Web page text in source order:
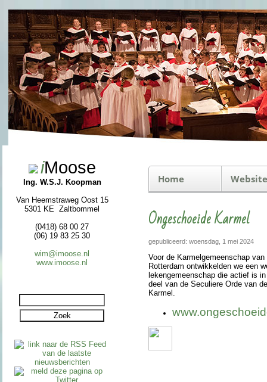
iMoose
Ing. W.S.J. Koopman
Van Heemstraweg Oost 15
5301 KE Zaltbommel
(0418) 68 00 27
(06) 19 83 25 30
wim@imoose.nl
www.imoose.nl
Home
Ongeschoeide Karmel
gepubliceerd: woensdag, 1 mei 2024
Voor de Karmel­ge­meen­schap
Rotter­dam ont­wik­kel­den we een
leken­ge­meen­schap die actief is
deel van de Seculiere Orde van
Karmel.